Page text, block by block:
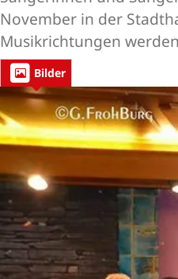
November in der
Musikrichtungen
Bilder